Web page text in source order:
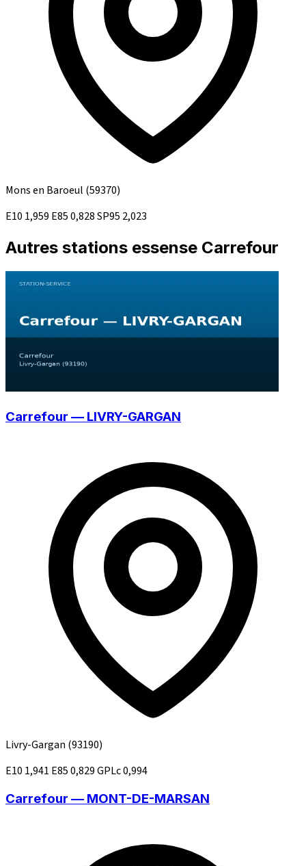
Mons en Baroeul (59370)
E10 1,959 E850,828SP95 2,023
Autres stations essense Carrefour
Carrefour — LIVRY-GARGAN
Livry-Gargan (93190)
E10 1,941 E850,829GPLc0,994
Carrefour — MONT-DE-MARSAN